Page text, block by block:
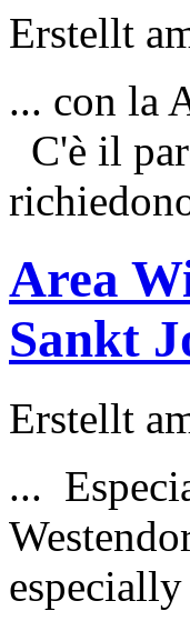
Erstellt
... con la
C'è il
Area
Sankt
Erstellt
...